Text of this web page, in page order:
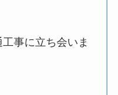
事に立ち会いま